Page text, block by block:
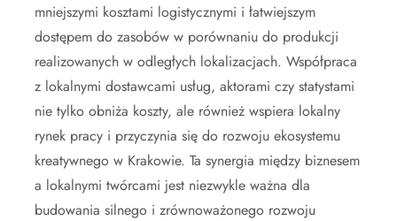
mniejszymi kosztami logistycznymi i łatwiejszym
dostępem do zasobów w porównaniu do produkcji
realizowanych w odległych lokalizacjach. Współpraca
z lokalnymi dostawcami usług, aktorami czy statystami
nie tylko obniża koszty, ale również wspiera lokalny
rynek pracy i przyczynia się do rozwoju ekosystemu
kreatywnego w Krakowie. Ta synergia między biznesem
a lokalnymi twórcami jest niezwykle ważna dla
budowania silnego i zrównoważonego rozwoju